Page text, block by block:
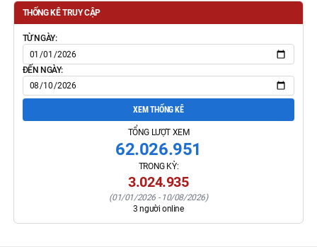
THỐNG KÊ TRUY CẬP
TỪ NGÀY:
ĐẾN NGÀY:
XEM THỐNG KÊ
TỔNG LƯỢT XEM
62.026.951
TRONG KỲ:
3.024.935
(01/01/2026 - 10/08/2026)
3 người online